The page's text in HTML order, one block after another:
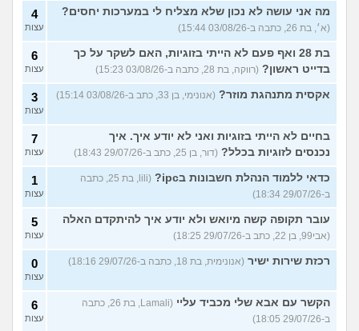
מה אני עושה לא נכון שלא מצליח לי במערכות יחסים?
(א׳, בת 26, כתבה ב-03/08/26 15:44)
4
עצות
בת 28 ואף פעם לא הייתי בזוגיות, האם לשקר על כך
בדייט ראשון? (רווקה, בת 28, כתבה ב-03/08/26 15:23)
6
עצות
אקסית מתנהגת מוזר? (אנונימי, בן 33, כתב ב-03/08/26 15:14) 3
עצות
בחיים לא הייתי בזוגיות ואני לא יודע איך. איך
נכנסים לזוגיות בכלל? (דור, בן 25, כתב ב-29/07/26 18:43)
7
עצות
כדאי ללמוד הנהלת חשבונות בipc?
(lili, בת 25, כתבה
ב-29/07/26 18:34)
1
עצות
עובר תקופה קשה מיואש ולא יודע איך להיתקדם האלה
(אבי99, בן 22, כתב ב-29/07/26 18:25)
5
עצות
רכזת שירות ישיר (אנונימית, בת 18, כתבה ב-29/07/26 18:16) 0
עצות
הקשר עם אבא שלי מכביד עליי
(Lamali, בת 26, כתבה
ב-29/07/26 18:05)
6
עצות